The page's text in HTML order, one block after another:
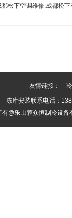
松下空调维修,成都松下
友情链接：
冻库安装联系电话：
有@乐山蓉众恒制冷设